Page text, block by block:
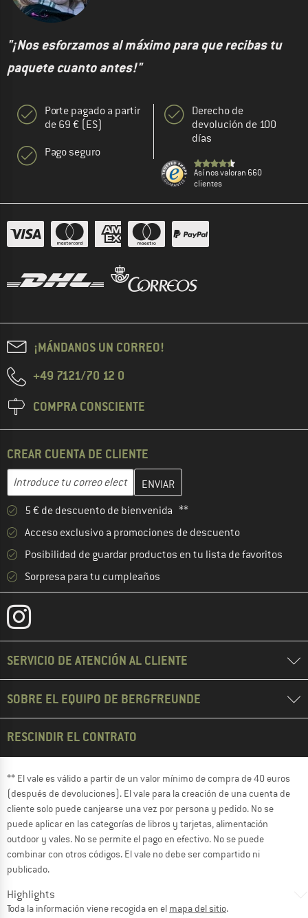
"¡Nos esforzamos al máximo para que recibas tu
paquete cuanto antes!"
Porte pagado a partir
de 69 € (ES)
Pago seguro
Derecho de
devolución de 100
días
Así nos valoran 660
clientes
¡MÁNDANOS UN CORREO!
+49 7121/70 12 0
COMPRA CONSCIENTE
CREAR CUENTA DE CLIENTE
Dirección de correo electrónico
Introduce aquí tu dirección de correo electrónico y crea tu
5 € de descuento de bienvenida **
Acceso exclusivo a promociones de descuento
Posibilidad de guardar productos en tu lista de favoritos
Sorpresa para tu cumpleaños
SERVICIO DE ATENCIÓN AL CLIENTE
SOBRE EL EQUIPO DE BERGFREUNDE
RESCINDIR EL CONTRATO
** El vale es válido a partir de un valor mínimo de compra de 40 euros
(después de devoluciones). El vale para la creación de una cuenta de
cliente solo puede canjearse una vez por persona y pedido. No se
puede aplicar en las categorías de libros y tarjetas, alimentación
outdoor y vales. No se permite el pago en efectivo. No se puede
combinar con otros códigos. El vale no debe ser compartido ni
publicado.
Highlights
Toda la información viene recogida en el mapa del sitio.